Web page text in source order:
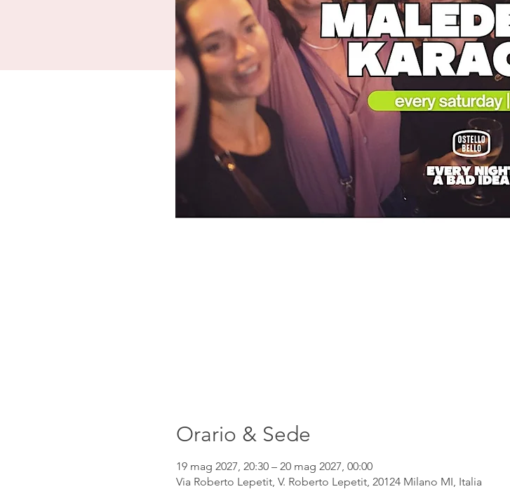
Orario & Sede
19 mag 2027, 20:30 – 20 mag 2027, 00:00
Via Roberto Lepetit, V. Roberto Lepetit, 20124 Milano MI, Italia